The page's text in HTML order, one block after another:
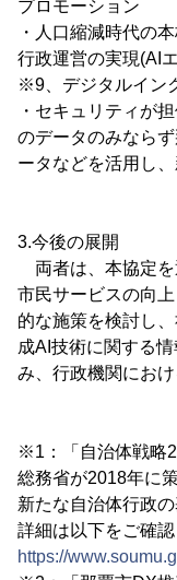
プロモーション
・人口縮減時代の
行政運営の実現(AI
※9、デジタルイン
・セキュリティが
のデータのみなら
ータなどを活用し
3.今後の展開
両者は、本協定を
市民サービスの向
的な施策を検討し
成AI技術に関する
み、行政機関にお
※1：「自治体戦略
総務省が2018年に
新たな自治体行政
詳細は以下をご確認
https://